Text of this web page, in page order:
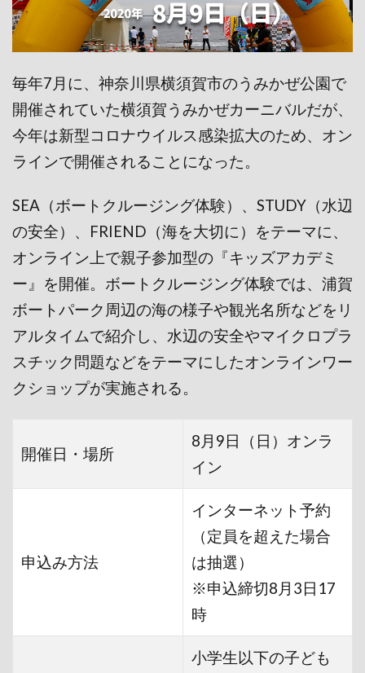
毎年7月に、神奈川県横須賀市のうみかぜ公園で
開催されていた横須賀うみかぜカーニバルだが、
今年は新型コロナウイルス感染拡大のため、オン
ラインで開催されることになった。
SEA（ボートクルージング体験）、STUDY（水辺
の安全）、FRIEND（海を大切に）をテーマに、
オンライン上で親子参加型の『キッズアカデミ
ー』を開催。ボートクルージング体験では、浦賀
ボートパーク周辺の海の様子や観光名所などをリ
アルタイムで紹介し、水辺の安全やマイクロプラ
スチック問題などをテーマにしたオンラインワー
クショップが実施される。
開催日・場所
8月9日（日）オンラ
イン
申込み方法
インターネット予約
（定員を超えた場合
は抽選）
※申込締切8月3日17
時
小学生以下の子ども